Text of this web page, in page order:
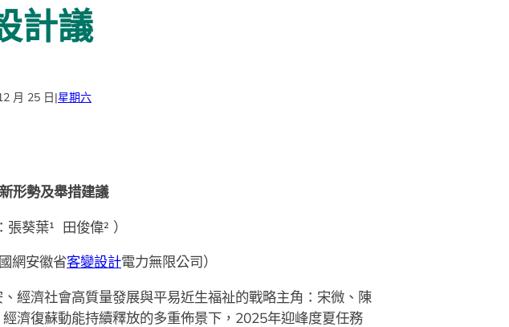
計議
月 25 日|星期六
形勢及舉措建議
張葵葉¹ 田俊偉² ）
網安徽省客變設計電力無限公司）
經濟社會高質量發展與平易近生福祉的戰略主角：宋微、陳
濟復蘇動能持續釋放的多重佈景下，2025年迎峰度夏任務